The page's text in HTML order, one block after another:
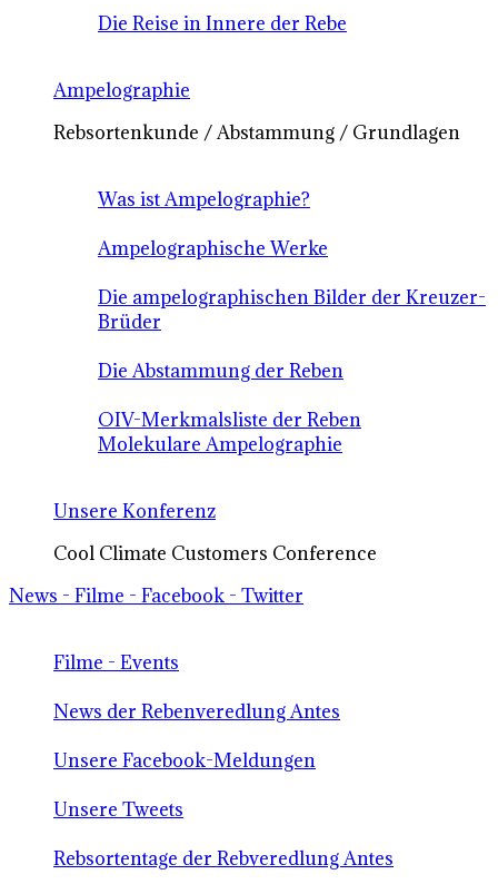
Die Reise in Innere der Rebe
Ampelographie
Rebsortenkunde / Abstammung / Grundlagen
Was ist Ampelographie?
Ampelographische Werke
Die ampelographischen Bilder der Kreuzer-
Brüder
Die Abstammung der Reben
OIV-Merkmalsliste der Reben
Molekulare Ampelographie
Unsere Konferenz
Cool Climate Customers Conference
News - Filme - Facebook - Twitter
Filme - Events
News der Rebenveredlung Antes
Unsere Facebook-Meldungen
Unsere Tweets
Rebsortentage der Rebveredlung Antes